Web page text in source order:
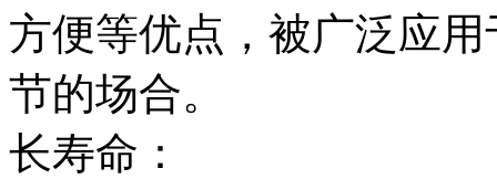
方便等优点，被广泛应
节的场合。
长寿命：